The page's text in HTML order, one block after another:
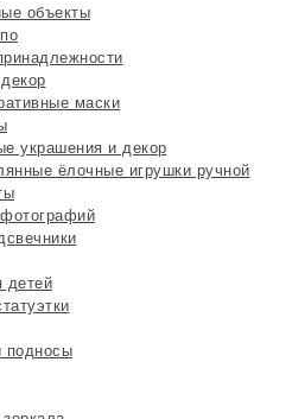
объекты
маски
украшения и декор
ёлочные игрушки ручной
детей
подносы